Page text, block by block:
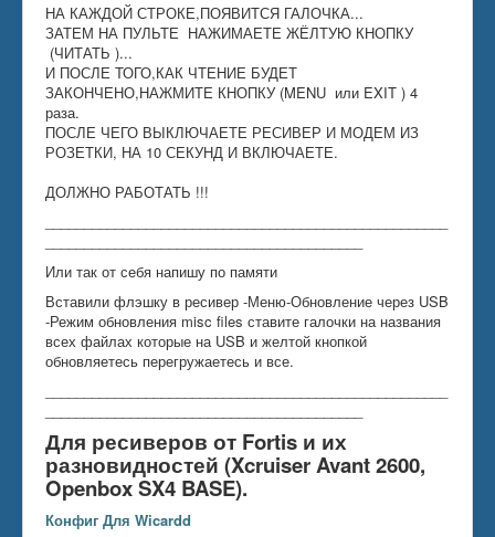
НА КАЖДОЙ СТРОКЕ,ПОЯВИТСЯ ГАЛОЧКА...
ЗАТЕМ НА ПУЛЬТЕ НАЖИМАЕТЕ ЖЁЛТУЮ КНОПКУ
(ЧИТАТЬ )...
И ПОСЛЕ ТОГО,КАК ЧТЕНИЕ БУДЕТ
ЗАКОНЧЕНО,НАЖМИТЕ КНОПКУ (MENU или EXIT ) 4
раза.
ПОСЛЕ ЧЕГО ВЫКЛЮЧАЕТЕ РЕСИВЕР И МОДЕМ ИЗ
РОЗЕТКИ, НА 10 СЕКУНД И ВКЛЮЧАЕТЕ.
ДОЛЖНО РАБОТАТЬ !!!
Или так от себя напишу по памяти
Вставили флэшку в ресивер -Меню-Обновление через USB
-Режим обновления misc files ставите галочки на названия
всех файлах которые на USB и желтой кнопкой
обновляетесь перегружаетесь и все.
Для ресиверов от Fortis и их
разновидностей (Xcruiser Avant 2600,
Openbox SX4 BASE).
Конфиг Для Wicardd